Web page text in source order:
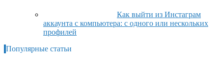
Как выйти из Инстаграм
аккаунта с компьютера: с одного или нескольких
профилей
Популярные статьи